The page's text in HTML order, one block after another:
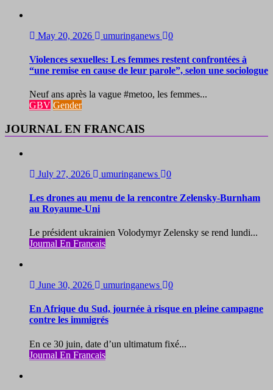
May 20, 2026 umuringanews 0
Violences sexuelles: Les femmes restent confrontées à
“une remise en cause de leur parole”, selon une sociologue
Neuf ans après la vague #metoo, les femmes...
GBV Gender
JOURNAL EN FRANCAIS
July 27, 2026 umuringanews 0
Les drones au menu de la rencontre Zelensky-Burnham
au Royaume-Uni
Le président ukrainien Volodymyr Zelensky se rend lundi...
Journal En Francais
June 30, 2026 umuringanews 0
En Afrique du Sud, journée à risque en pleine campagne
contre les immigrés
En ce 30 juin, date d’un ultimatum fixé...
Journal En Francais